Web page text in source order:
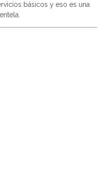
básicos y eso es una